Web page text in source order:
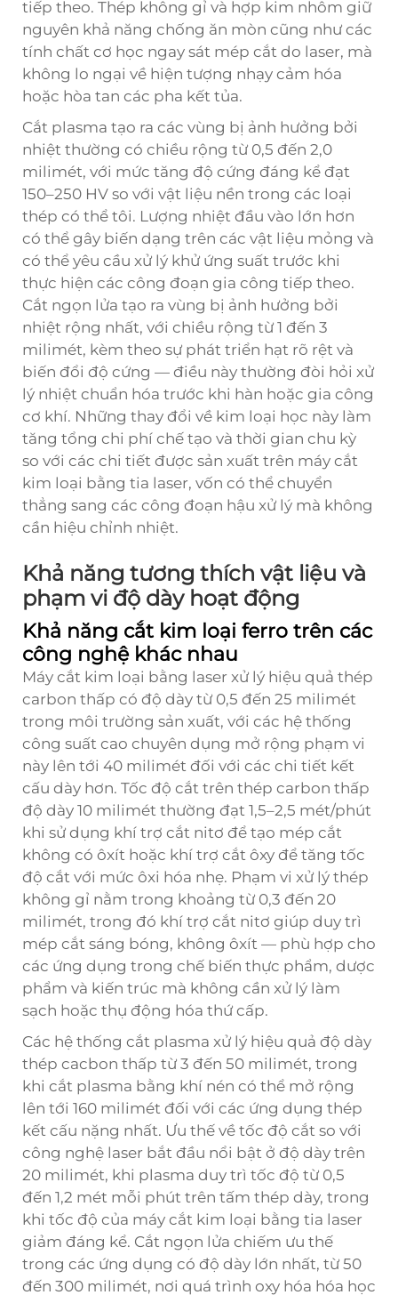
tiếp theo. Thép không gỉ và hợp kim nhôm giữ
nguyên khả năng chống ăn mòn cũng như các
tính chất cơ học ngay sát mép cắt do laser, mà
không lo ngại về hiện tượng nhạy cảm hóa
hoặc hòa tan các pha kết tủa.
Cắt plasma tạo ra các vùng bị ảnh hưởng bởi
nhiệt thường có chiều rộng từ 0,5 đến 2,0
milimét, với mức tăng độ cứng đáng kể đạt
150–250 HV so với vật liệu nền trong các loại
thép có thể tôi. Lượng nhiệt đầu vào lớn hơn
có thể gây biến dạng trên các vật liệu mỏng và
có thể yêu cầu xử lý khử ứng suất trước khi
thực hiện các công đoạn gia công tiếp theo.
Cắt ngọn lửa tạo ra vùng bị ảnh hưởng bởi
nhiệt rộng nhất, với chiều rộng từ 1 đến 3
milimét, kèm theo sự phát triển hạt rõ rệt và
biến đổi độ cứng — điều này thường đòi hỏi xử
lý nhiệt chuẩn hóa trước khi hàn hoặc gia công
cơ khí. Những thay đổi về kim loại học này làm
tăng tổng chi phí chế tạo và thời gian chu kỳ
so với các chi tiết được sản xuất trên máy cắt
kim loại bằng tia laser, vốn có thể chuyển
thẳng sang các công đoạn hậu xử lý mà không
cần hiệu chỉnh nhiệt.
Khả năng tương thích vật liệu và
phạm vi độ dày hoạt động
Khả năng cắt kim loại ferro trên các
công nghệ khác nhau
Máy cắt kim loại bằng laser xử lý hiệu quả thép
carbon thấp có độ dày từ 0,5 đến 25 milimét
trong môi trường sản xuất, với các hệ thống
công suất cao chuyên dụng mở rộng phạm vi
này lên tới 40 milimét đối với các chi tiết kết
cấu dày hơn. Tốc độ cắt trên thép carbon thấp
độ dày 10 milimét thường đạt 1,5–2,5 mét/phút
khi sử dụng khí trợ cắt nitơ để tạo mép cắt
không có ôxít hoặc khí trợ cắt ôxy để tăng tốc
độ cắt với mức ôxi hóa nhẹ. Phạm vi xử lý thép
không gỉ nằm trong khoảng từ 0,3 đến 20
milimét, trong đó khí trợ cắt nitơ giúp duy trì
mép cắt sáng bóng, không ôxít — phù hợp cho
các ứng dụng trong chế biến thực phẩm, dược
phẩm và kiến trúc mà không cần xử lý làm
sạch hoặc thụ động hóa thứ cấp.
Các hệ thống cắt plasma xử lý hiệu quả độ dày
thép cacbon thấp từ 3 đến 50 milimét, trong
khi cắt plasma bằng khí nén có thể mở rộng
lên tới 160 milimét đối với các ứng dụng thép
kết cấu nặng nhất. Ưu thế về tốc độ cắt so với
công nghệ laser bắt đầu nổi bật ở độ dày trên
20 milimét, khi plasma duy trì tốc độ từ 0,5
đến 1,2 mét mỗi phút trên tấm thép dày, trong
khi tốc độ của máy cắt kim loại bằng tia laser
giảm đáng kể. Cắt ngọn lửa chiếm ưu thế
trong các ứng dụng có độ dày lớn nhất, từ 50
đến 300 milimét, nơi quá trình oxy hóa hóa học